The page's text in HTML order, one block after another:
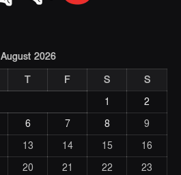
August 2026
T F S
S
1
2
6 7 8
9
13 14 15
16
20 21 22
23